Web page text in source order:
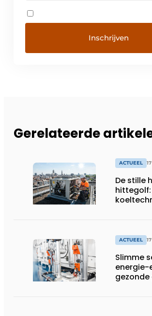
Gerelateerde
ACTUEEL
De stille
hittegolf:
draaiende
ACTUEEL
Slimme
energie-